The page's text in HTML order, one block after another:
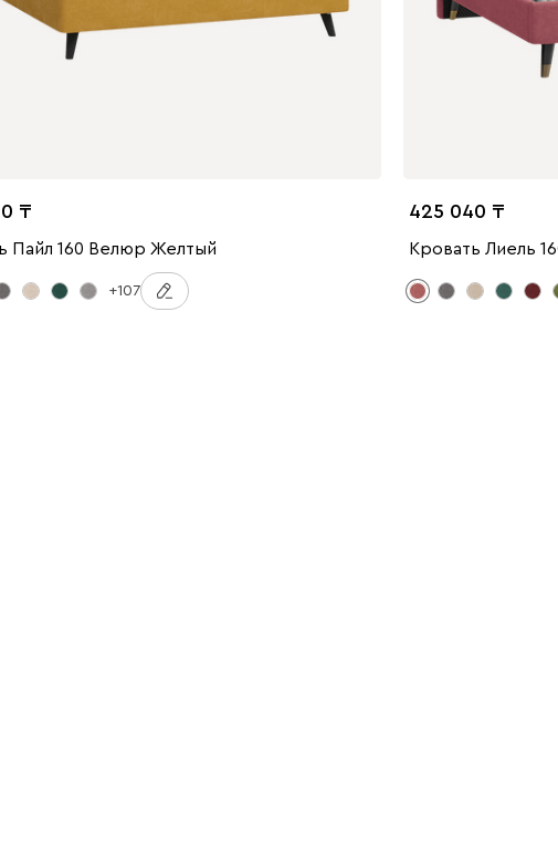
Пайл 160 Велюр Желтый
+107
425 040
Кровать Лиель